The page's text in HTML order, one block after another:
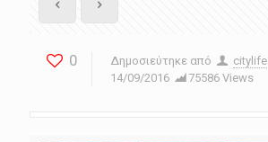
0 Δημοσιεύτηκε από citylife
14/09/2016
75586 Views